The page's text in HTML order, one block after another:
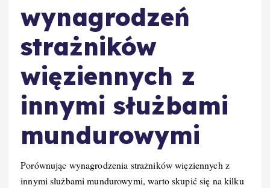
wynagrodzeń
strażników
więziennych z
innymi służbami
mundurowymi
Porównując wynagrodzenia strażników więziennych z
innymi służbami mundurowymi, warto skupić się na kilku